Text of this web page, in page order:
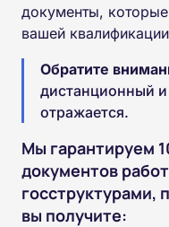
документы,
вашей
Обратите
дистанционный
отражается.
Мы гарантируем
документов
госструктурами,
вы получите: